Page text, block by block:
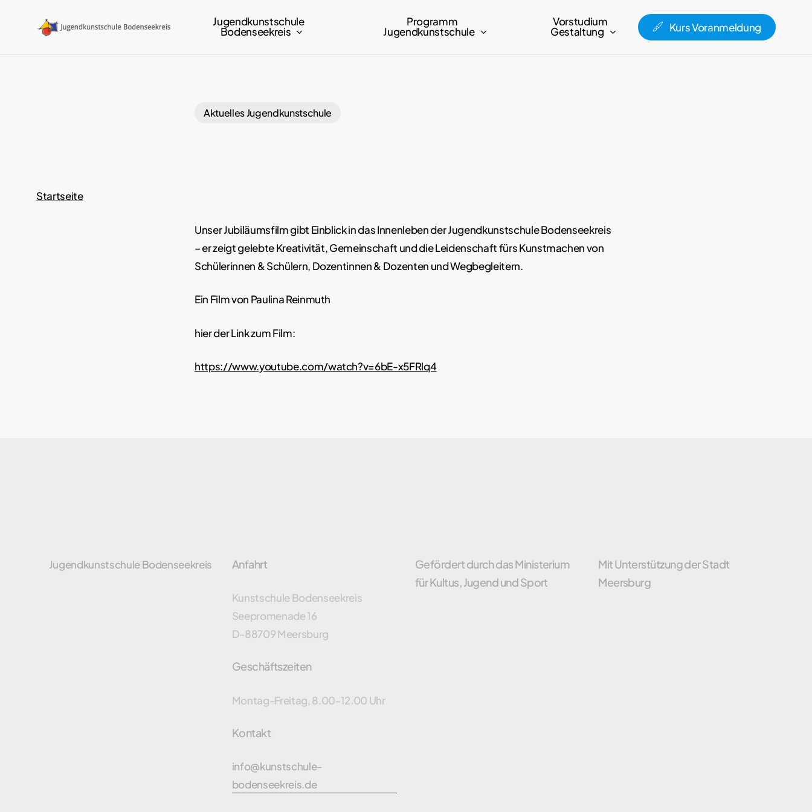
Jugendkunstschule
Bodenseekreis
Programm
Jugendkunstschule
Vorstudium
Gestaltung Kurs Voranmeldung
Aktuelles Jugendkunstschule
Startseite
Unser Jubiläumsfilm gibt Einblick in das Innenleben der Jugendkunstschule Bodenseekreis
– er zeigt gelebte Kreativität, Gemeinschaft und die Leidenschaft fürs Kunstmachen von
Schülerinnen & Schülern, Dozentinnen & Dozenten und Wegbegleitern.
Ein Film von Paulina Reinmuth
hier der Link zum Film:
https://www.youtube.com/watch?v=6bE-x5FRlq4
Jugendkunstschule Bodenseekreis Anfahrt
Kunstschule Bodenseekreis
Seepromenade 16
D-88709 Meersburg
Geschäftszeiten
Montag-Freitag, 8.00-12.00 Uhr
Kontakt
info@kunstschule-
bodenseekreis.de
Gefördert durch das Ministerium
für Kultus, Jugend und Sport
Mit Unterstützung der Stadt
Meersburg